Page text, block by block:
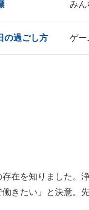
みん
の過ごし方 ゲー
在を知りました。
きたい」と決意。